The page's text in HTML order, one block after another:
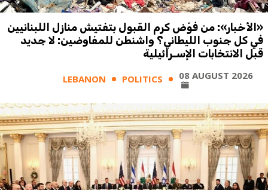
«الأخبار»: من فوّض كرم القبول بتفتيش منازل اللبنانيين
في كل جنوب الليطاني؟ واشنطن للمفاوضين: لا جديد
قبل الانتخابات الإسـرائيلية
LEBANON POLITICS 08 AUGUST 2026